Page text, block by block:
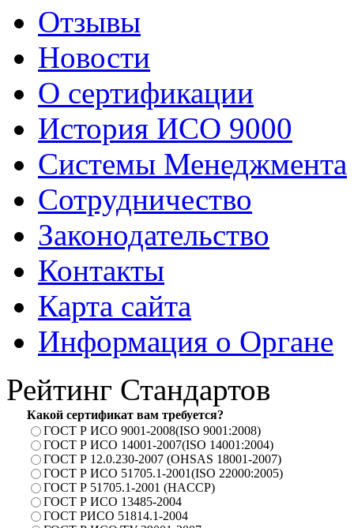
Отзывы
Новости
О сертификации
История ИСО 9000
Системы Менеджмента
Сотрудничество
Законодательство
Контакты
Карта сайта
Информация о Органе
Рейтинг Стандартов
Какой сертификат вам требуется?
ГОСТ Р ИСО 9001-2008(ISO 9001:2008)
ГОСТ Р ИСО 14001-2007(ISO 14001:2004)
ГОСТ Р 12.0.230-2007 (OHSAS 18001-2007)
ГОСТ Р ИСО 51705.1-2001(ISO 22000:2005)
ГОСТ Р 51705.1-2001 (HACCP)
ГОСТ Р ИСО 13485-2004
ГОСТ РИСО 51814.1-2004